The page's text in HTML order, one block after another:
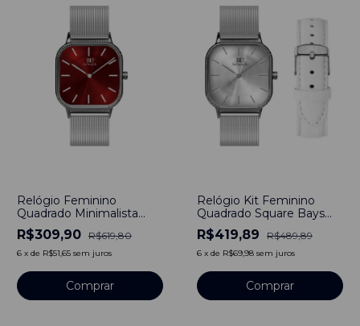
Relógio Feminino
Quadrado Minimalista
Bays Red Silver Pulseira
de Prata 40mm Aço
Inoxidável
R$309,90 R$619,80
6 x de R$51,65 sem juros
Comprar
Relógio Kit Feminino
Quadrado Square Bays
Unitone Pulseira Prata
Silver 40mm Aço
Inoxidável + Pulseira
R$419,89 R$489,89
6 x de R$69,98 sem juros
Comprar